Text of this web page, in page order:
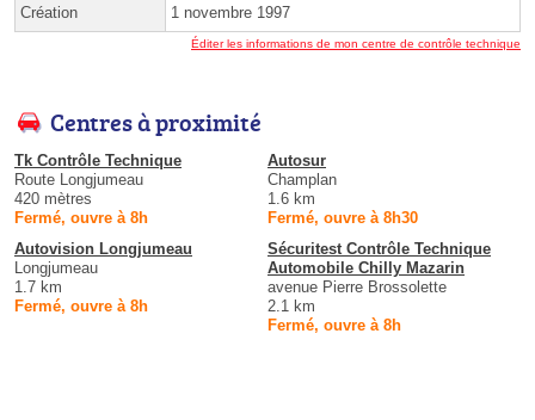
Création 1 novembre 1997
Éditer les informations de mon centre de contrôle technique
Centres à proximité
Tk Contrôle Technique
Route Longjumeau
420 mètres
Fermé, ouvre à 8h
Autosur
Champlan
1.6 km
Fermé, ouvre à 8h30
Autovision Longjumeau
Longjumeau
1.7 km
Fermé, ouvre à 8h
Sécuritest Contrôle Technique
Automobile Chilly Mazarin
avenue Pierre Brossolette
2.1 km
Fermé, ouvre à 8h